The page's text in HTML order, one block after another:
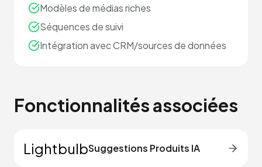
Modèles de médias riches
Séquences de suivi
Intégration avec CRM/sources de données
Fonctionnalités associées
LightbulbSuggestions Produits IA